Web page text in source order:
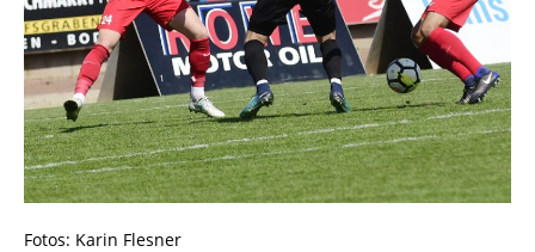
Fotos: Karin Flesner